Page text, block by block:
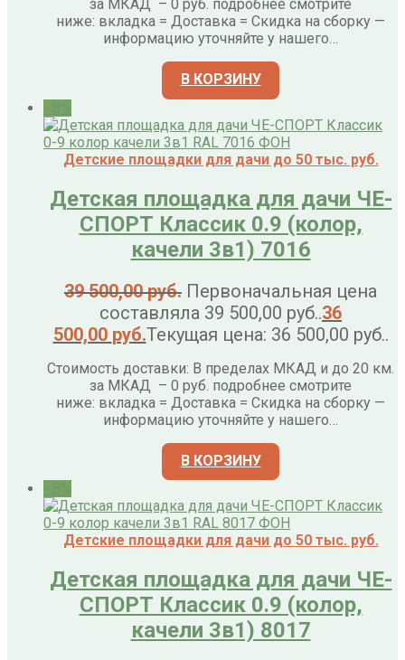
за МКАД – 0 руб. подробнее смотрите
ниже: вкладка = Доставка = Скидка на сборку —
информацию уточняйте у нашего…
В КОРЗИНУ
Детские площадки для дачи до 50 тыс. руб.
Детская площадка для дачи ЧЕ-
СПОРТ Классик 0.9 (колор,
качели 3в1) 7016
39 500,00руб. Первоначальная цена
составляла 39 500,00 руб..36
500,00 руб.Текущая цена: 36 500,00 руб..
Стоимость доставки: В пределах МКАД и до 20 км.
за МКАД – 0 руб. подробнее смотрите
ниже: вкладка = Доставка = Скидка на сборку —
информацию уточняйте у нашего…
В КОРЗИНУ
Детские площадки для дачи до 50 тыс. руб.
Детская площадка для дачи ЧЕ-
СПОРТ Классик 0.9 (колор,
качели 3в1) 8017